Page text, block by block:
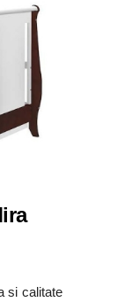
si calitate